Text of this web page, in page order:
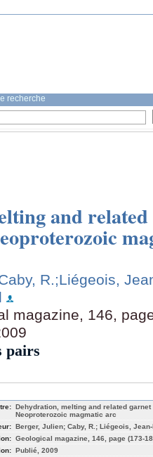
recherche
and
R.;Liégeois,
magazine, 146,
pairs
Dehydration, melting and related
Neoproterozoic magmatic arc
Berger, Julien; Caby, R.; Liégeois,
Geological magazine, 146, page (173-
Publié, 2009